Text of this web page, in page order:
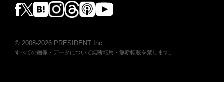
© 2008-2026 PRESIDENT Inc.
すべての画像・データについて無断転用・無断転載を禁じます。